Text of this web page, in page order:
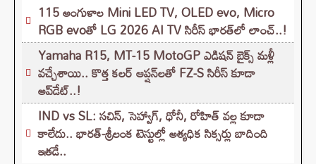
115 అంగుళాల Mini LED TV, OLED evo, Micro
RGB evoతో LG 2026 AI TV సిరీస్ భారత్‌లో లాంచ్..!
Yamaha R15, MT-15 MotoGP ఎడిషన్ బైక్స్ మళ్లీ
వచ్చేశాయి.. కొత్త కలర్ ఆప్షన్‌లతో FZ-S సిరీస్ కూడా
అప్‌డేట్..!
IND vs SL: సచిన్, సెహ్వాగ్, ధోనీ, రోహిత్‌ వల్ల కూడా
కాలేదు.. భారత్-శ్రీలంక టెస్టుల్లో అత్యధిక సిక్సర్లు బాదింది
ఇతడే..